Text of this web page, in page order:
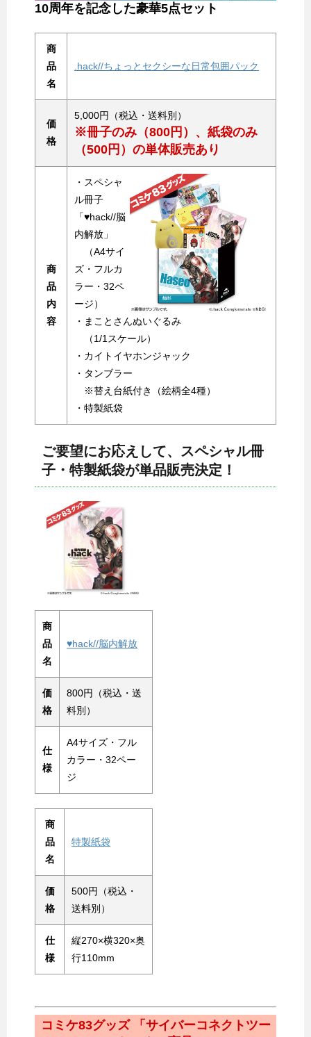
10周年を記念した豪華5点セット
商
品
名
.hack//ちょっとセクシーな日常包囲パック
価
格
5,000円（税込・送料別）
※冊子のみ（800円）、紙袋のみ
（500円）の単体販売あり
商
品
内
容
・スペシャ
ル冊子
「♥hack//脳
内解放」
（A4サイ
ズ・フルカ
ラー・32ペ
ージ）
・まことさんぬいぐるみ
（1/1スケール）
・カイトイヤホンジャック
・タンブラー
※替え台紙付き（絵柄全4種）
・特製紙袋
ご要望にお応えして、スペシャル冊
子・特製紙袋が単品販売決定！
商
品
名
♥hack//脳内解放
価
格
800円（税込・送
料別）
仕
様
A4サイズ・フル
カラー・32ペー
ジ
商
品
名
特製紙袋
価
格
500円（税込・
送料別）
仕
様
縦270×横320×奥
行110mm
コミケ83グッズ 「サイバーコネクトツー